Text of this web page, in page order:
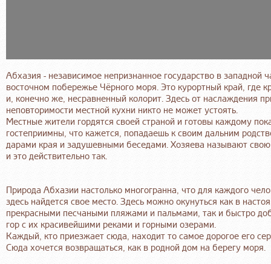
Абхазия - независимое непризнанное государство в западной
восточном побережье Чёрного моря. Это курортный край, где
и, конечно же, несравненный колорит. Здесь от наслаждения
неповторимости местной кухни никто не может устоять.
Местные жители гордятся своей страной и готовы каждому
гостеприимны, что кажется, попадаешь к своим дальним
дарами края и задушевными беседами. Хозяева называют
и это действительно так.
Природа Абхазии настолько многогранна, что для каждого
здесь найдется свое место. Здесь можно окунуться как в
прекрасными песчаными пляжами и пальмами, так и быстро
гор с их красивейшими реками и горными озерами.
Каждый, кто приезжает сюда, находит то самое дорогое его
Сюда хочется возвращаться, как в родной дом на берегу моря.